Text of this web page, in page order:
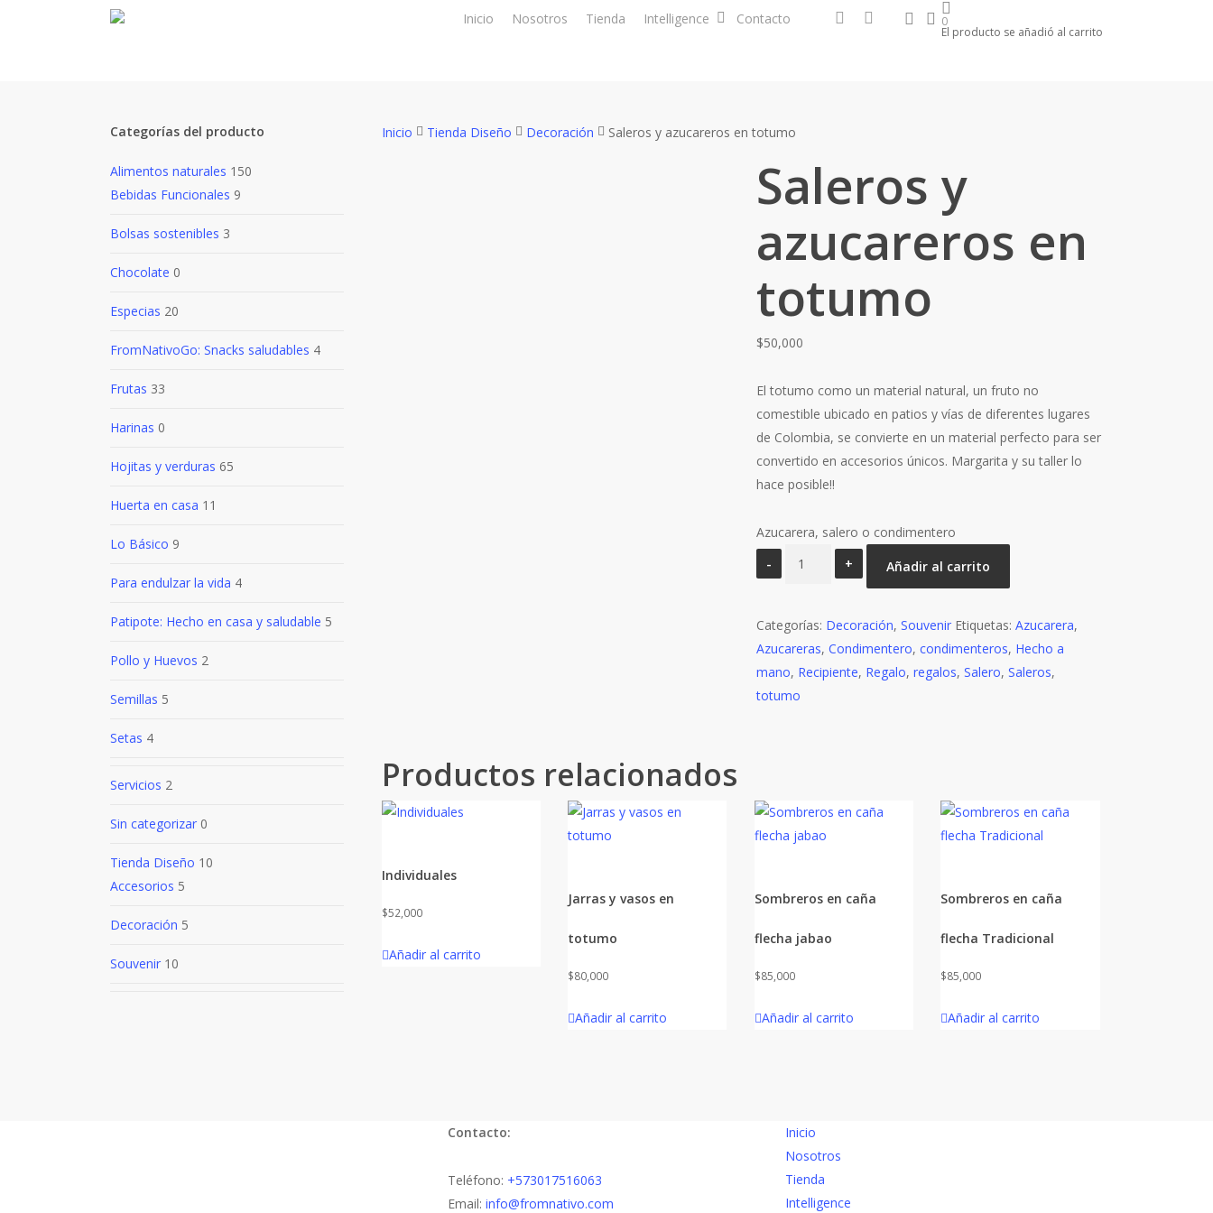
Inicio Nosotros Tienda Intelligence Contacto facebookinstagram searchaccount
0
El producto se añadió al carrito
Categorías del producto
Alimentos naturales 150
Bebidas Funcionales 9
Bolsas sostenibles 3
Chocolate 0
Especias 20
FromNativoGo: Snacks saludables 4
Frutas 33
Harinas 0
Hojitas y verduras 65
Huerta en casa 11
Lo Básico 9
Para endulzar la vida 4
Patipote: Hecho en casa y saludable 5
Pollo y Huevos 2
Semillas 5
Setas 4
Servicios 2
Sin categorizar 0
Tienda Diseño 10
Accesorios 5
Decoración 5
Souvenir 10
Inicio Tienda Diseño Decoración Saleros y azucareros en totumo
Saleros y
azucareros en
totumo
$50,000
El totumo como un material natural, un fruto no
comestible ubicado en patios y vías de diferentes lugares
de Colombia, se convierte en un material perfecto para ser
convertido en accesorios únicos. Margarita y su taller lo
hace posible!!
Azucarera, salero o condimentero
en
totumo
cantidad
Añadir al carrito
Categorías: Decoración,Souvenir Etiquetas:Azucarera,
Azucareras,Condimentero,condimenteros, Hecho a
mano, Recipiente, Regalo,regalos,Salero,Saleros,
totumo
Productos relacionados
Individuales
$52,000
Añadir al carrito
Jarras y vasos en
totumo
$80,000
Añadir al carrito
Sombreros en caña
flecha jabao
$85,000
Añadir al carrito
Sombreros en caña
flecha Tradicional
$85,000
Añadir al carrito
Contacto:
Teléfono: +573017516063
Email: info@fromnativo.com
Inicio
Nosotros
Tienda
Intelligence